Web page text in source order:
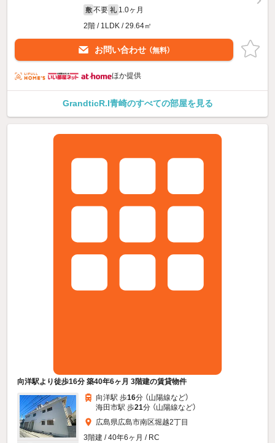
敷 不要 礼 1.0ヶ月
2階 / 1LDK / 29.64㎡
お問い合わせ （無料）
ほか提供
GrandticR.I青崎のすべての部屋を見る
向洋駅より徒歩16分 築40年6ヶ月 3階建の賃貸物件
向洋駅 歩16分 （山陽線など）
海田市駅 歩21分 （山陽線など）
広島県広島市南区堀越2丁目
3階建 / 40年6ヶ月 / RC